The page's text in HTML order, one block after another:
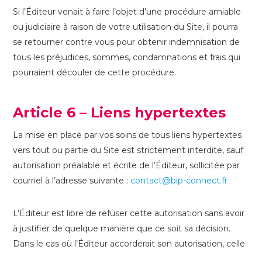
Si l’Éditeur venait à faire l’objet d’une procédure amiable
ou judiciaire à raison de votre utilisation du Site, il pourra
se retourner contre vous pour obtenir indemnisation de
tous les préjudices, sommes, condamnations et frais qui
pourraient découler de cette procédure.
Article 6 – Liens hypertextes
La mise en place par vos soins de tous liens hypertextes
vers tout ou partie du Site est strictement interdite, sauf
autorisation préalable et écrite de l’Éditeur, sollicitée par
courriel à l’adresse suivante : contact@bip-connect.fr
L’Éditeur est libre de refuser cette autorisation sans avoir
à justifier de quelque manière que ce soit sa décision.
Dans le cas où l’Éditeur accorderait son autorisation, celle-
03 89 31 54 32
JE CHERCHE UNE SOLUTION POUR
FAITES VOTRE CHOIX
POUR UNE UTILISATION
J'AI BESOIN DE
FAITES VOTRE CHOIX